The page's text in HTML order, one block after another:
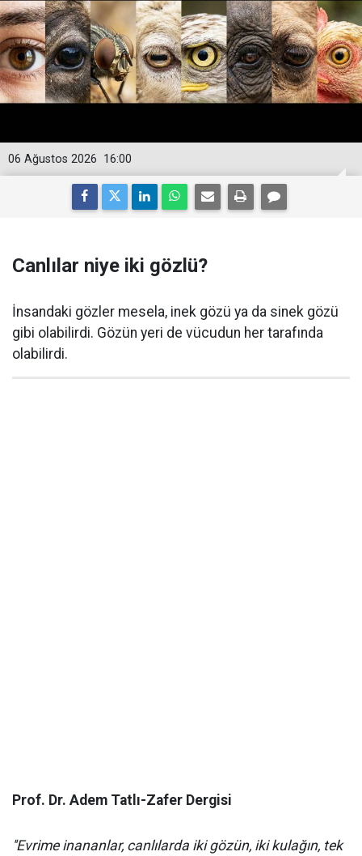
16:00
06 Ağustos 2026
Canlılar niye iki gözlü?
İnsandaki gözler mesela, inek gözü ya da sinek gözü
gibi olabilirdi. Gözün yeri de vücudun her tarafında
olabilirdi.
Prof. Dr. Adem Tatlı-Zafer Dergisi
''Evrime inananlar, canlılarda iki gözün, iki kulağın, tek